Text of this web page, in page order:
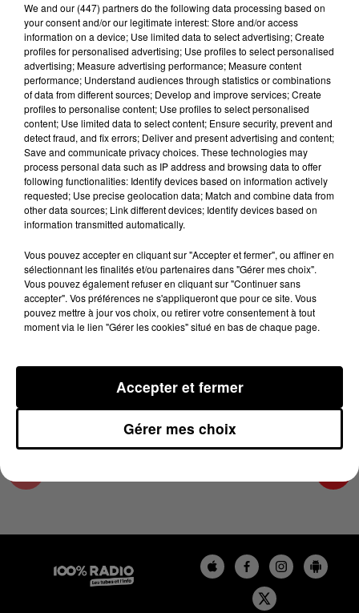
Lecture (2 min 21 sec)
100%
Les infos du Tarn et Garonne
31 mai 2023 - 2 min 21 sec
LES INFOS DU TARN ET GARONNE DU
31/05/2023 À 13H59
Podcasts infos du Tarn et Garonne
We and our (447) partnersdo the following data processing based on
your consent and/or our legitimate interest: Store and/or access
information on a device; Use limited data to select advertising; Create
profiles for personalised advertising; Use profiles to select personalised
advertising; Measure advertising performance; Measure content
performance; Understand audiences through statistics or combinations
of data from different sources; Develop and improve services; Create
profiles to personalise content; Use profiles to select personalised
content; Use limited data to select content; Ensure security, prevent and
detect fraud, and fix errors; Deliver and present advertising and content;
Save and communicate privacy choices. These technologies may
process personal data such as IP address and browsing data to offer
following functionalities: Identify devices based on information actively
requested; Use precise geolocation data; Match and combine data from
other data sources; Link different devices; Identify devices based on
information transmitted automatically.
Vous pouvez accepter en cliquant sur "Accepter et fermer", ou affiner en
sélectionnant les finalités et/ou partenaires dans "Gérer mes choix".
Vous pouvez également refuser en cliquant sur "Continuer sans
accepter". Vos préférences ne s'appliqueront que pour ce site. Vous
pouvez mettre à jour vos choix, ou retirer votre consentement à tout
moment via le lien "Gérer les cookies" situé en bas de chaque page.
Gérer mes choix
Accepter et fermer